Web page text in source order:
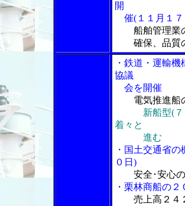
開
催(１１月１７
船舶管理業
確保、品質
・鉄道・運輸
協議
会を開催
電気推進船
新船型(
着々と
進む
・国土交通省
０日)
安全･安心
・栗林商船の
売上高２４